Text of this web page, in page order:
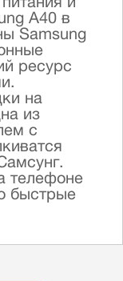
и
A40 в
Samsung
ресурc
на
из
с
телефоне
быстрые